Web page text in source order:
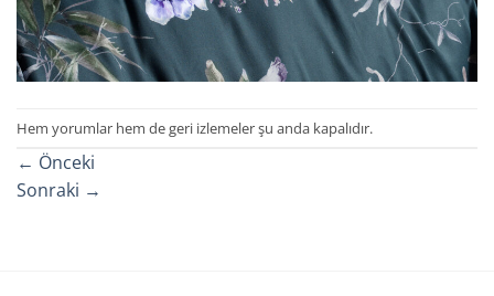
Hem yorumlar hem de geri izlemeler şu anda kapalıdır.
← Önceki
Sonraki →